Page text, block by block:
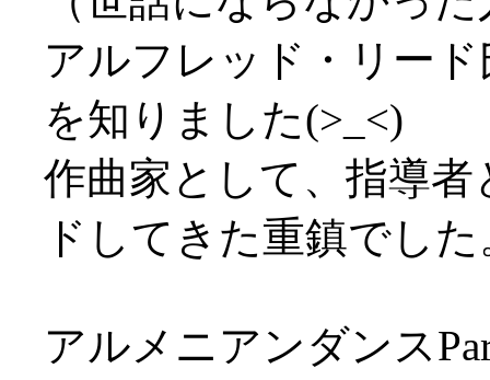
アルフレッド・リー
を知りました(>_<)
作曲家として、指導
ドしてきた重鎮でした
アルメニアンダンス